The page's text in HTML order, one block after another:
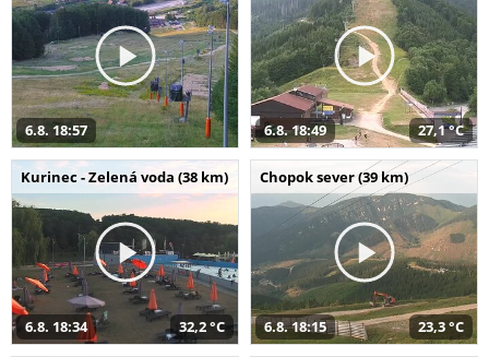
6.8. 18:57 6.8. 18:49 27,1 °C
Kurinec - Zelená voda (38 km)
6.8. 18:34 32,2 °C
Chopok sever (39 km)
6.8. 18:15 23,3 °C